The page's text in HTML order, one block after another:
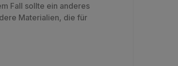
Fall sollte ein anderes
Materialien, die für